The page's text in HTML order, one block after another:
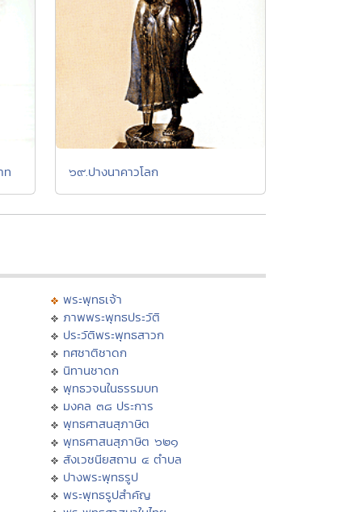
ท
๖๙.ปางนาคาวโลก
พระพุทธเจ้า
ภาพพระพุทธประวัติ
ประวัติพระพุทธสาวก
ทศชาติชาดก
นิทานชาดก
พุทธวจนในธรรมบท
มงคล ๓๘ ประการ
พุทธศาสนสุภาษิต
พุทธศาสนสุภาษิต ๖๒๑
สังเวชนียสถาน ๔ ตำบล
ปางพระพุทธรูป
พระพุทธรูปสำคัญ